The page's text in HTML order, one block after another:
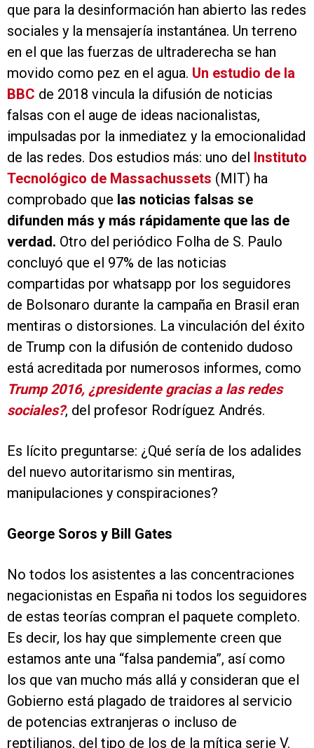
que para la desinformación han abierto las redes
sociales y la mensajería instantánea. Un terreno
en el que las fuerzas de ultraderecha se han
movido como pez en el agua. Un estudio de la
BBC de 2018 vincula la difusión de noticias
falsas con el auge de ideas nacionalistas,
impulsadas por la inmediatez y la emocionalidad
de las redes. Dos estudios más: uno del Instituto
Tecnológico de Massachussets (MIT) ha
comprobado que las noticias falsas se
difunden más y más rápidamente que las de
verdad. Otro del periódico Folha de S. Paulo
concluyó que el 97% de las noticias
compartidas por whatsapp por los seguidores
de Bolsonaro durante la campaña en Brasil eran
mentiras o distorsiones. La vinculación del éxito
de Trump con la difusión de contenido dudoso
está acreditada por numerosos informes, como
Trump 2016, ¿presidente gracias a las redes
sociales?, del profesor Rodríguez Andrés.
Es lícito preguntarse: ¿Qué sería de los adalides
del nuevo autoritarismo sin mentiras,
manipulaciones y conspiraciones?
George Soros y Bill Gates
No todos los asistentes a las concentraciones
negacionistas en España ni todos los seguidores
de estas teorías compran el paquete completo.
Es decir, los hay que simplemente creen que
estamos ante una “falsa pandemia”, así como
los que van mucho más allá y consideran que el
Gobierno está plagado de traidores al servicio
de potencias extranjeras o incluso de
reptilianos, del tipo de los de la mítica serie V.